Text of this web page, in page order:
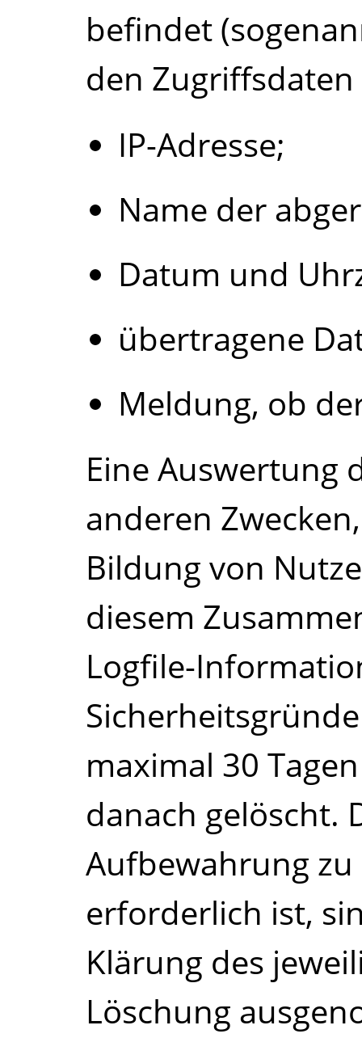
befindet
den
IP-Adresse;
Name der
Datum und
übertragene
Meldung, ob
Eine Auswertung
anderen
Bildung von
diesem
Logfile-
maximal 30
danach gelöscht.
Aufbewahrung zu
erforderlich ist,
Klärung des
Löschung